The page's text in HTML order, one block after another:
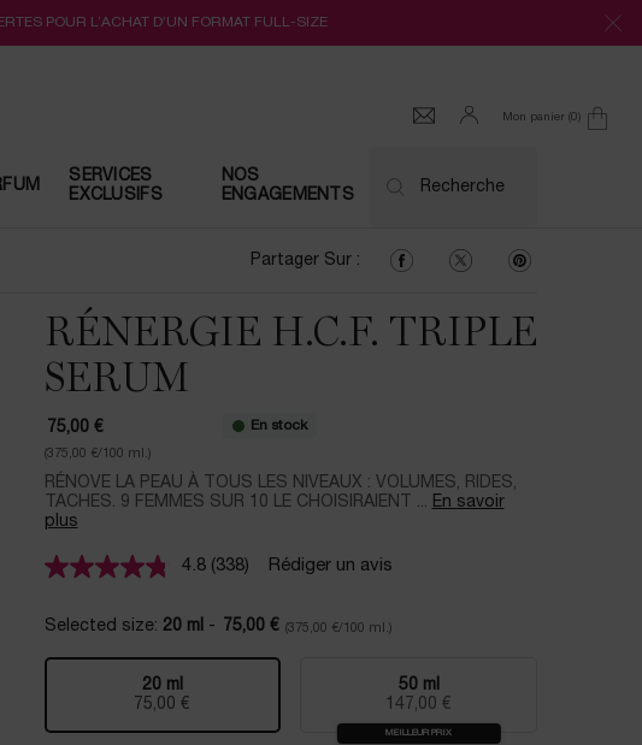
POUR L’ACHAT D’UN FORMAT FULL-SIZE
Mon panier 0
0 produit
SERVICES
EXCLUSIFS
NOS
ENGAGEMENTS
Recherche
Partager Sur : Partager Sur : Facebook
Partager Sur : Twitter
Partager Sur :
RÉNERGIE H.C.F. TRIPLE
SERUM
75,00 €
(375,00 €/100 ml.)
En stock
RÉNOVE LA PEAU À TOUS LES NIVEAUX : VOLUMES, RIDES,
TACHES. 9 FEMMES SUR 10 LE CHOISIRAIENT ... En savoir
plus
4.8
Lire
avis.
Lien
(338) Rédiger un avis
Selected size: 20 ml - 75,00 € (375,00 €/100 ml.)
Selected
20 ml
75,00 €
, 1 of 2 Selected
50 ml
147,00 €
MEILLEUR PRIX
, 2 of 2